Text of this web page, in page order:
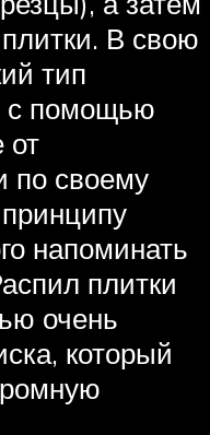
В свою
тип
с помощью
от
по своему
напоминать
плитки
очень
который